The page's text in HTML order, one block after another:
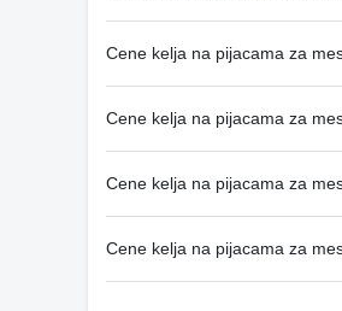
Cene kelja na pijacama za
Cene kelja na pijacama za
Cene kelja na pijacama za
Cene kelja na pijacama za